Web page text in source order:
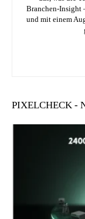
Branchen-Insight
und mit einem
PIXELCHECK -